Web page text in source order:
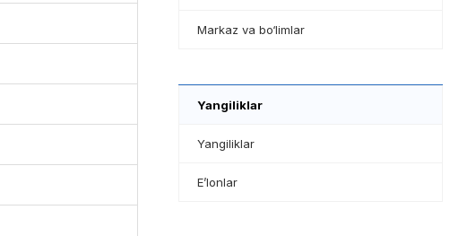
Markaz va bo‘limlar
Yangiliklar
Yangiliklar
E’lonlar